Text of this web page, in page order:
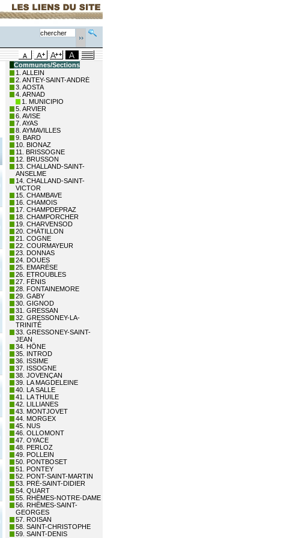
Communes/Sections
1. ALLEIN
2. ANTEY-SAINT-ANDRÉ
3. AOSTA
4. ARNAD
1. MUNICIPIO
5. ARVIER
6. AVISE
7. AYAS
8. AYMAVILLES
9. BARD
10. BIONAZ
11. BRISSOGNE
12. BRUSSON
13. CHALLAND-SAINT-
ANSELME
14. CHALLAND-SAINT-
VICTOR
15. CHAMBAVE
16. CHAMOIS
17. CHAMPDEPRAZ
18. CHAMPORCHER
19. CHARVENSOD
20. CHÂTILLON
21. COGNE
22. COURMAYEUR
23. DONNAS
24. DOUES
25. EMARÈSE
26. ETROUBLES
27. FÉNIS
28. FONTAINEMORE
29. GABY
30. GIGNOD
31. GRESSAN
32. GRESSONEY-LA-
TRINITÉ
33. GRESSONEY-SAINT-
JEAN
34. HÔNE
35. INTROD
36. ISSIME
37. ISSOGNE
38. JOVENÇAN
39. LA MAGDELEINE
40. LA SALLE
41. LA THUILE
42. LILLIANES
43. MONTJOVET
44. MORGEX
45. NUS
46. OLLOMONT
47. OYACE
48. PERLOZ
49. POLLEIN
50. PONTBOSET
51. PONTEY
52. PONT-SAINT-MARTIN
53. PRÉ-SAINT-DIDIER
54. QUART
55. RHÊMES-NOTRE-DAME
56. RHÊMES-SAINT-
GEORGES
57. ROISAN
58. SAINT-CHRISTOPHE
59. SAINT-DENIS